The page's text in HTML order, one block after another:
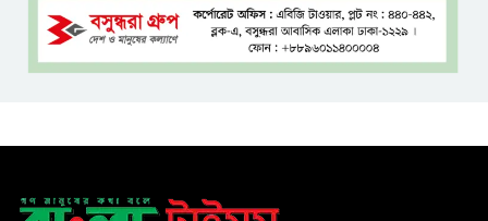
ফ্লু টিকা
ব্যবহৃত রাখি ডাস্টবিনে ফেলেন?
বিশেষ সুবিধার অভিযোগ ভিত্তিহীন: